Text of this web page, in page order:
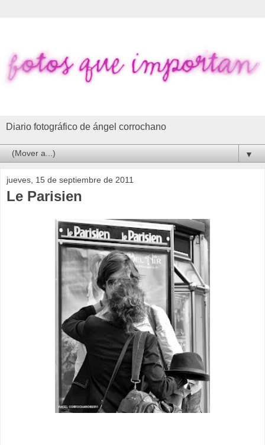
Diario fotográfico de ángel corrochano
▼
jueves, 15 de septiembre de 2011
Le Parisien